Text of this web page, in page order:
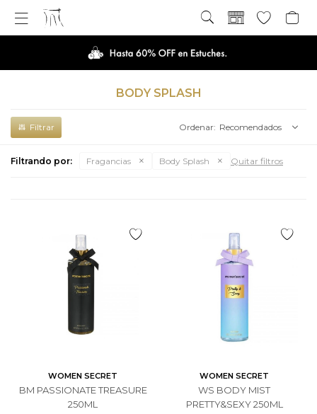

BODY SPLASH
Recomendados
Filtrando por: Fragancias Body Splash Quitar filtros
WOMEN SECRET
BM PASSIONATE TREASURE
250ML
WOMEN SECRET
WS BODY MIST
PRETTY&SEXY 250ML